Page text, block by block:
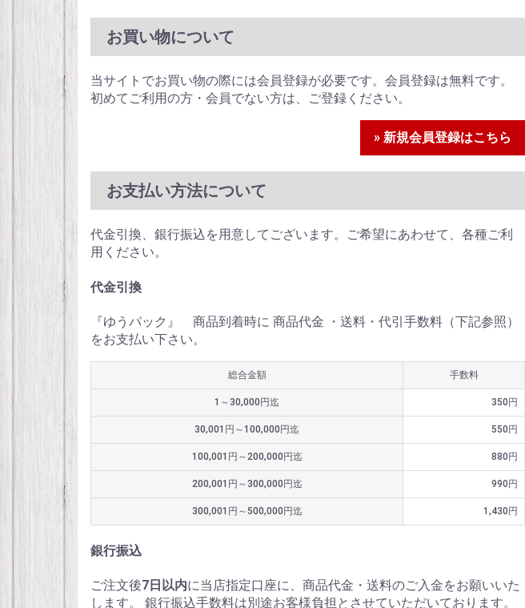
お買い物について
当サイトでお買い物の際には会員登録が必要です。会員登録は無料です。
初めてご利用の方・会員でない方は、ご登録ください。
» 新規会員登録はこちら
お支払い方法について
代金引換、銀行振込を用意してございます。ご希望にあわせて、各種ご利
用ください。
代金引換
『ゆうパック』 商品到着時に 商品代金 ・送料・代引手数料（下記参照）
をお支払い下さい。
総合金額 手数料
1～30,000円迄 350円
30,001円～100,000円迄 550円
100,001円～200,000円迄 880円
200,001円～300,000円迄 990円
300,001円～500,000円迄 1,430円
銀行振込
ご注文後7日以内に当店指定口座に、商品代金・送料のご入金をお願いいた
します。 銀行振込手数料は別途お客様負担とさせていただいております。